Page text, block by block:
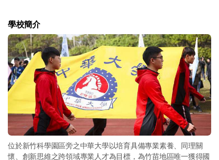
學校簡介
位於新竹科學園區旁之中華大學以培育具備專業素養、同理關
懷、創新思維之跨領域專業人才為目標，為竹苗地區唯一獲得國